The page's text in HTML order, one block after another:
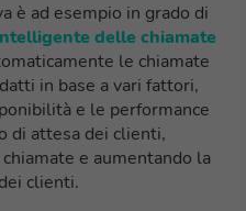
è ad esempio in grado di
delle chiamate
le chiamate
in base a vari fattori,
e le performance
di attesa dei clienti,
e aumentando la
clienti.